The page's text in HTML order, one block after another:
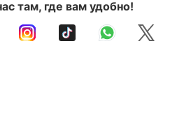
там, где вам удобно!